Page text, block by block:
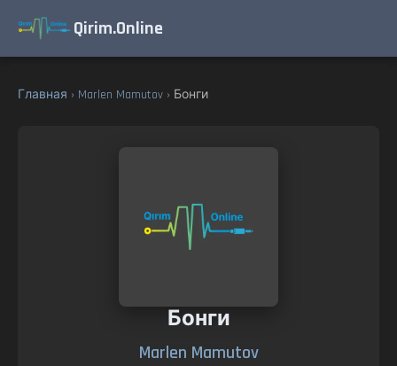
Qirim.Online
Главная › Marlen Mamutov › Бонги
Бонги
Marlen Mamutov